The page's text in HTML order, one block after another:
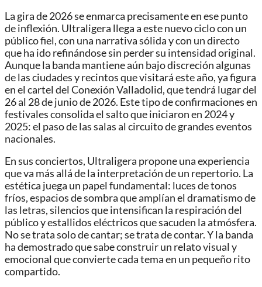
La gira de 2026 se enmarca precisamente en ese punto
de inflexión. Ultraligera llega a este nuevo ciclo con un
público fiel, con una narrativa sólida y con un directo
que ha ido refinándose sin perder su intensidad original.
Aunque la banda mantiene aún bajo discreción algunas
de las ciudades y recintos que visitará este año, ya figura
en el cartel del Conexión Valladolid, que tendrá lugar del
26 al 28 de junio de 2026. Este tipo de confirmaciones en
festivales consolida el salto que iniciaron en 2024 y
2025: el paso de las salas al circuito de grandes eventos
nacionales.
En sus conciertos, Ultraligera propone una experiencia
que va más allá de la interpretación de un repertorio. La
estética juega un papel fundamental: luces de tonos
fríos, espacios de sombra que amplían el dramatismo de
las letras, silencios que intensifican la respiración del
público y estallidos eléctricos que sacuden la atmósfera.
No se trata solo de cantar; se trata de contar. Y la banda
ha demostrado que sabe construir un relato visual y
emocional que convierte cada tema en un pequeño rito
compartido.